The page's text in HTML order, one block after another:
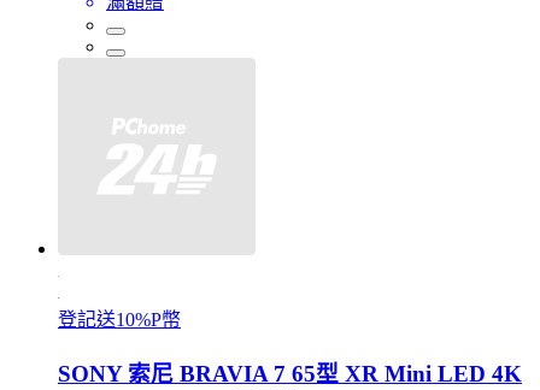
登記送10%P幣
SONY 索尼 BRAVIA 7 65型 XR Mini LED 4K